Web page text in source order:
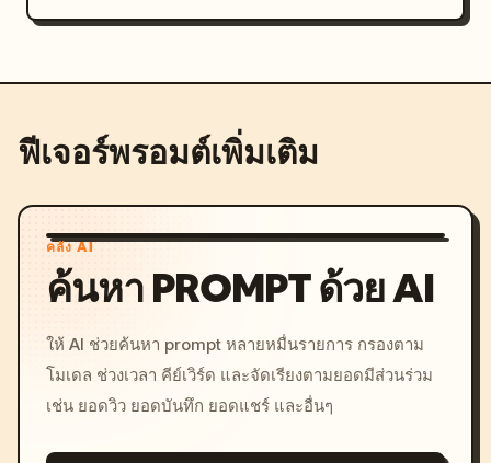
ฟีเจอร์พรอมต์เพิ่มเติม
คลัง AI
ค้นหา PROMPT ด้วย AI
ให้ AI ช่วยค้นหา prompt หลายหมื่นรายการ กรองตาม
โมเดล ช่วงเวลา คีย์เวิร์ด และจัดเรียงตามยอดมีส่วนร่วม
เช่น ยอดวิว ยอดบันทึก ยอดแชร์ และอื่นๆ